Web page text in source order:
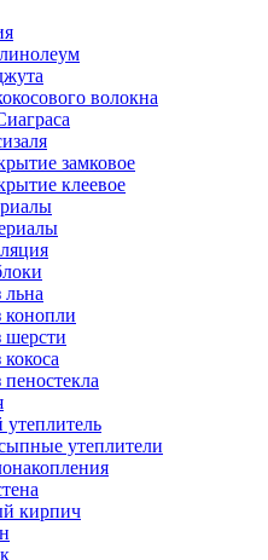
волокна
замковое
клеевое
льна
конопли
шерсти
утеплители
кирпич